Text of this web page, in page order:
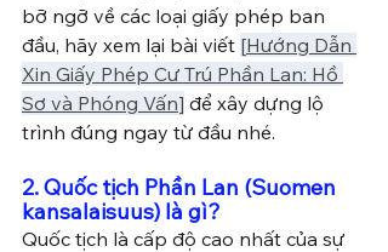
bỡ ngỡ về các loại giấy phép ban
đầu, hãy xem lại bài viết [Hướng Dẫn
Xin Giấy Phép Cư Trú Phần Lan: Hồ
Sơ và Phóng Vấn] để xây dựng lộ
trình đúng ngay từ đầu nhé.
2. Quốc tịch Phần Lan (Suomen
kansalaisuus) là gì?
Quốc tịch là cấp độ cao nhất của sự